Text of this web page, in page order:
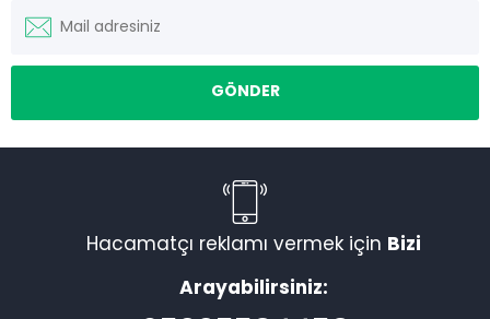
Hacamatçı reklamı vermek için Bizi
Arayabilirsiniz: